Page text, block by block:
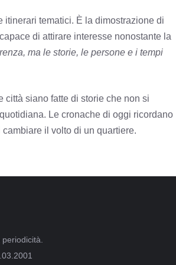
itinerari tematici. È la dimostrazione di
di attirare interesse nonostante la
ma le storie, le persone e i tempi
città siano fatte di storie che non si
Le cronache di oggi ricordano
il volto di un quartiere.